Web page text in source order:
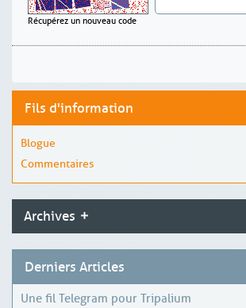
Récupérez un nouveau code
Fils d'information
Blogue
Commentaires
Archives
Derniers Articles
Une fil Telegram pour Tripalium